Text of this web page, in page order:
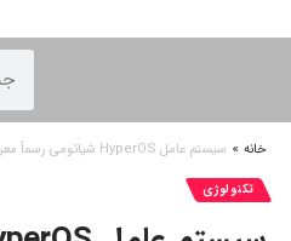
خانه » سیستم عامل HyperOS شیائومی رسماً معرفی شد؛ سبک‌تر از iOS سریع‌تر از اندروید
تکنولوژی